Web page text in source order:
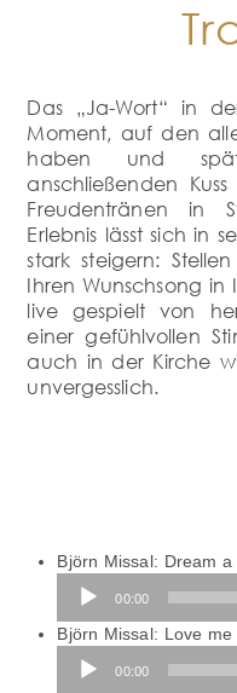
Das „Ja-Wort“ in
Moment, auf den
haben und
anschließenden
Freudentränen in
Erlebnis lässt sich in
stark steigern:
Ihren Wunschsong in
live gespielt von
einer gefühlvollen
auch in der Kirche
unvergesslich.
Björn Missal: Dream
Audio-
Player
00:00
Björn Missal: Love
Audio-
Player
00:00